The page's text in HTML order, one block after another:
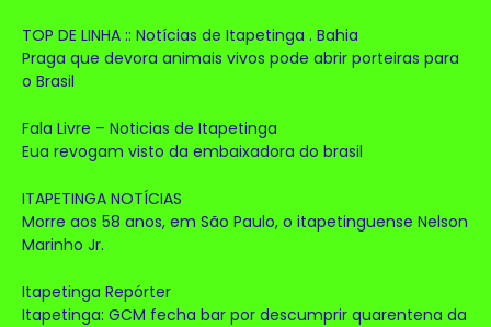
TOP DE LINHA :: Notícias de Itapetinga . Bahia
Praga que devora animais vivos pode abrir porteiras para
o Brasil
Fala Livre – Noticias de Itapetinga
Eua revogam visto da embaixadora do brasil
ITAPETINGA NOTÍCIAS
Morre aos 58 anos, em São Paulo, o itapetinguense Nelson
Marinho Jr.
Itapetinga Repórter
Itapetinga: GCM fecha bar por descumprir quarentena da